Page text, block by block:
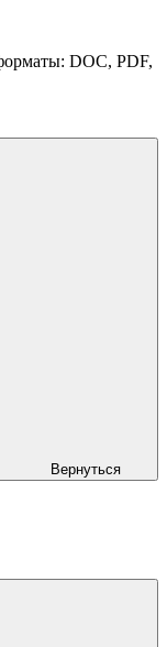
DOC, PDF,
Вернуться